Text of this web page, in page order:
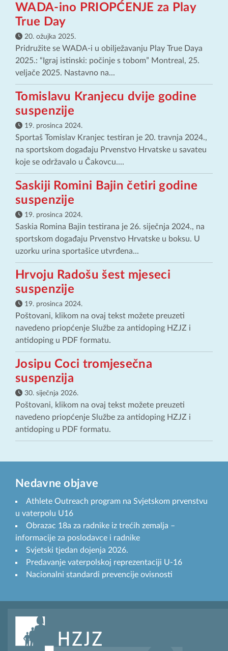
WADA-ino PRIOPĆENJE za Play
True Day
20. ožujka 2025.
Pridružite se WADA-i u obilježavanju Play True Daya
2025.: “Igraj istinski: počinje s tobom” Montreal, 25.
veljače 2025. Nastavno na...
Tomislavu Kranjecu dvije godine
suspenzije
19. prosinca 2024.
Sportaš Tomislav Kranjec testiran je 20. travnja 2024.,
na sportskom događaju Prvenstvo Hrvatske u savateu
koje se održavalo u Čakovcu....
Saskiji Romini Bajin četiri godine
suspenzije
19. prosinca 2024.
Saskia Romina Bajin testirana je 26. siječnja 2024., na
sportskom događaju Prvenstvo Hrvatske u boksu. U
uzorku urina sportašice utvrđena...
Hrvoju Radošu šest mjeseci
suspenzije
19. prosinca 2024.
Poštovani, klikom na ovaj tekst možete preuzeti
navedeno priopćenje Službe za antidoping HZJZ i
antidoping u PDF formatu.
Josipu Coci tromjesečna
suspenzija
30. siječnja 2026.
Poštovani, klikom na ovaj tekst možete preuzeti
navedeno priopćenje Službe za antidoping HZJZ i
antidoping u PDF formatu.
Nedavne objave
Athlete Outreach program na Svjetskom prvenstvu
u vaterpolu U16
Obrazac 18a za radnike iz trećih zemalja –
informacije za poslodavce i radnike
Svjetski tjedan dojenja 2026.
Predavanje vaterpolskoj reprezentaciji U-16
Nacionalni standardi prevencije ovisnosti